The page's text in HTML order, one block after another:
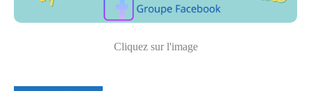
Cliquez sur l'image